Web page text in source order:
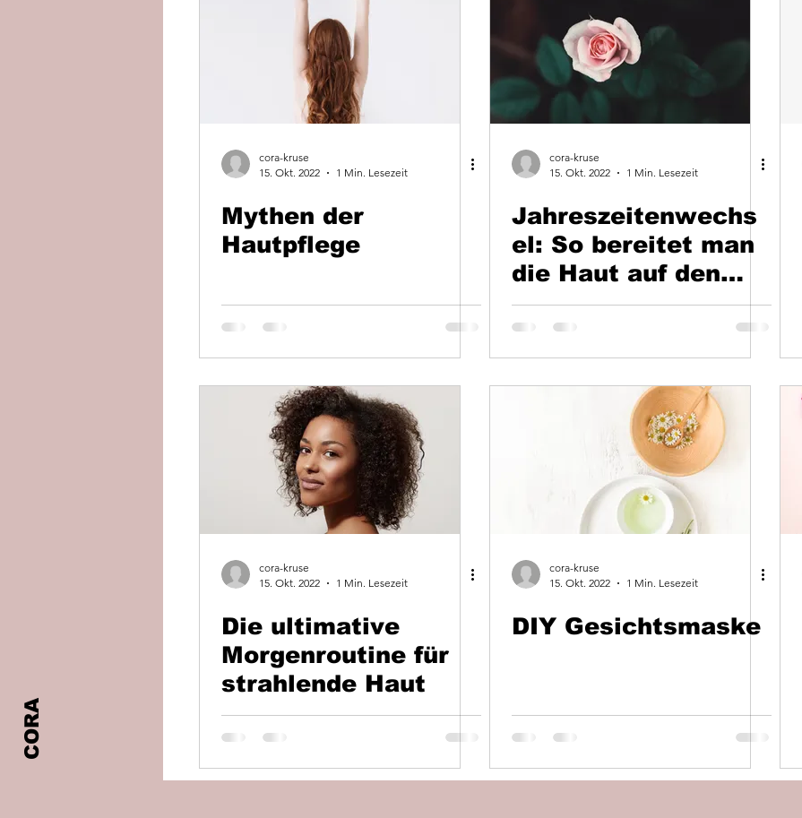
CORA
cora-kruse
15. Okt. 2022
1 Min. Lesezeit
Mythen der
Hautpflege
cora-kruse
15. Okt. 2022
1 Min. Lesezeit
Jahreszeitenwechs
el: So bereitet man
die Haut auf den
Frühling vor
cora-kruse
15. Okt. 2022
1 Min. Lesezeit
Die ultimative
Morgenroutine für
strahlende Haut
cora-kruse
15. Okt. 2022
1 Min. Lesezeit
DIY Gesichtsmaske